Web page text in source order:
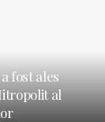
fost ales
al